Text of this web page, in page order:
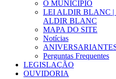
O MUNICÍPIO
LEI ALDIR BLANC |
ALDIR BLANC
MAPA DO SITE
Notícias
Perguntas Frequentes
LEGISLAÇÃO
OUVIDORIA